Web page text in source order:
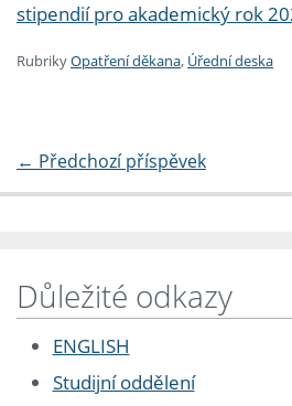
stipendií pro akademický rok
RubrikyOpatření děkana, Úřední deska
← Předchozí příspěvek
Důležité odkazy
ENGLISH
Studijní oddělení